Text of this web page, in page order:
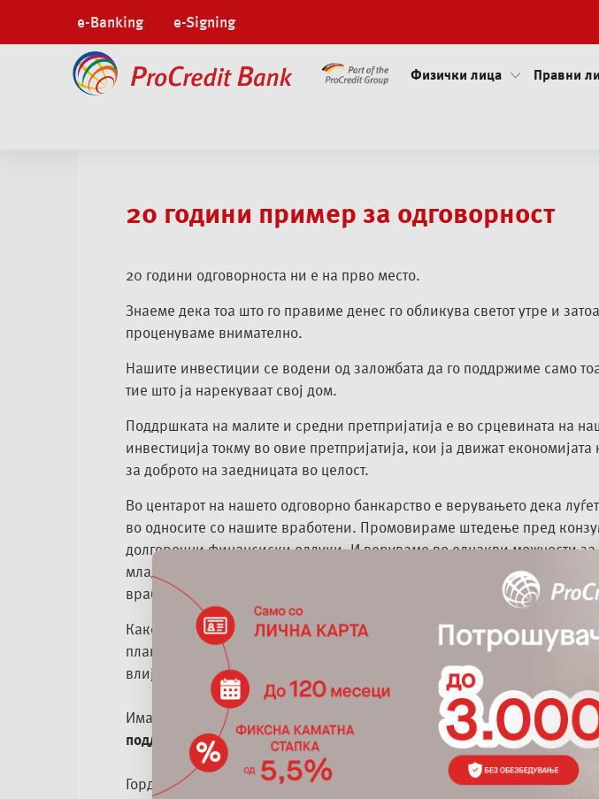
e-Banking e-Signing
Физички лица Правни
20 години пример за одговорност
20 години одговорноста ни е на прво место.
Знаеме дека тоа што го правиме денес го обликува светот утре и
проценуваме внимателно.
Нашите инвестиции се водени од заложбата да го поддржиме само
тие што ја нарекуваат свој дом.
Поддршката на малите и средни претпријатија е во срцевината на
инвестиција токму во овие претпријатија, кои ја движат
за доброто на заедницата во целост.
Во центарот на нашето одговорно банкарство е верувањето дека
во односите со нашите вработени. Промовираме штедење пред
долгорочни финансиски одлуки. И веруваме во еднакви можности
младите кадри, во кои инвестираме повеќе од 22.000 часови
вработени.
Како одговорна финансиска институција не го изложуваме на
планетата. Сите наши одлуки и инвестиции, почнувајќи од
нашите
влијанија и на зачувување на планетата за идните генерации.
Имаме дефинирана листа на активности кои негативно се
поддржуваме преку кредитирање.
Горди сме на нашиот возен парк, кој 70% е електричен и со кој се